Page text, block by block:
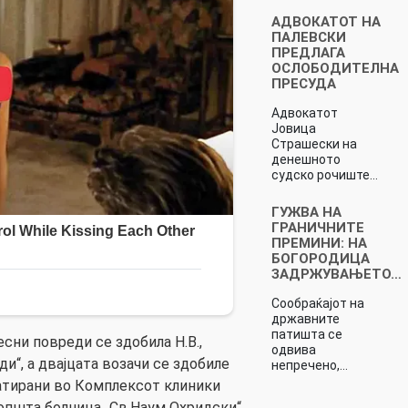
повреди се здобила Н.В.,
а двајцата возачи се здобиле
во Комплексот клиники
АДВОКАТОТ НА
ПАЛЕВСКИ
ПРЕДЛАГА
ОСЛОБОДИТЕЛНА
ПРЕСУДА
Адвокатот
Јовица
Страшески на
денешното
судско рочиште…
ГУЖВА НА
ГРАНИЧНИТЕ
ПРЕМИНИ: НА
БОГОРОДИЦА
ЗАДРЖУВАЊЕТО…
Сообраќајот на
државните
патишта се
одвива
непречено,…